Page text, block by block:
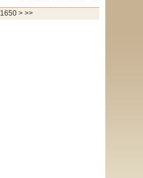
1650 1660
1670
1680
1690
1700
1800
1900
2000
2100
2200
2300
2400
2500
2600
2700
2800
2900
3000
3100
3200
3300
3400
3500
3600
3700
> >>